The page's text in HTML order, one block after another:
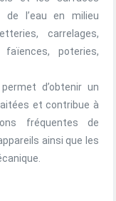
de l’eau en milieu
carrelages,
faïences, poteries,
permet d’obtenir un
et contribue à
fréquentes de
ainsi que les